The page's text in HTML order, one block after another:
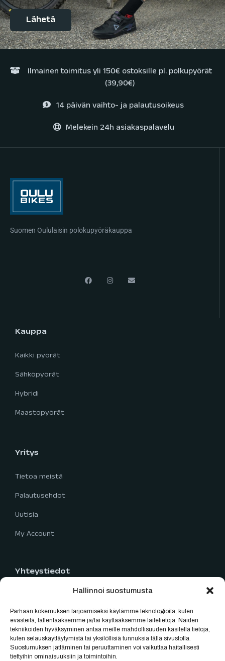
Hallinnoi suostumusta
Parhaan kokemuksen tarjoamiseksi käytämme teknologioita, kuten
evästeitä, tallentaaksemme ja/tai käyttääksemme laitetietoja. Näiden
tekniikoiden hyväksyminen antaa meille mahdollisuuden käsitellä tietoja,
kuten selauskäyttäytymistä tai yksilöllisiä tunnuksia tällä sivustolla.
Suostumuksen jättäminen tai peruuttaminen voi vaikuttaa haitallisesti
tiettyihin ominaisuuksiin ja toimintoihin.
Ilmainen toimitus yli 150€ ostoksille pl. polkupyörät
(39,90€)
14 päivän vaihto- ja palautusoikeus
Melekein 24h asiakaspalavelu
Suomen Oululaisin polokupyöräkauppa
Kauppa
Kaikki pyörät
Sähköpyörät
Hybridi
Maastopyörät
Yritys
Tietoa meistä
Palautusehdot
Uutisia
My Account
Yhteystiedot
040 777 2819
myynti@oulubikes.fi
Arkisin: 10:00-18:00